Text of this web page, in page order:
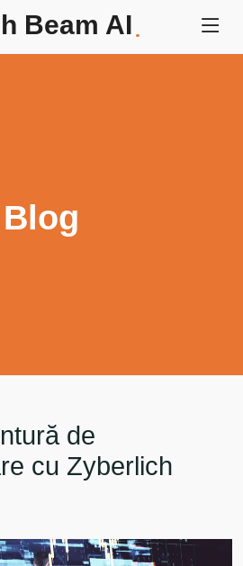
Beam AI.
Blog
de
cu Zyberlich